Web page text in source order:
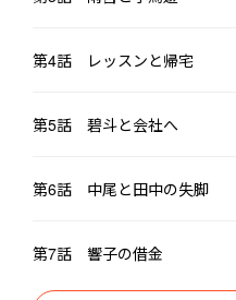
第4話 レッスンと帰宅
第5話 碧斗と会社へ
第6話 中尾と田中の失脚
第7話 響子の借金